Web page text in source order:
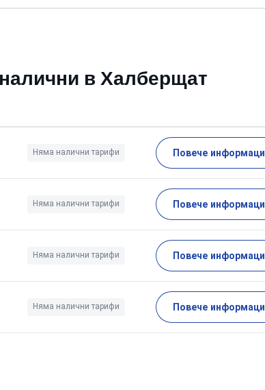
в Халберщат
Няма налични тарифи Повече
Няма налични тарифи Повече
Няма налични тарифи Повече
Няма налични тарифи Повече